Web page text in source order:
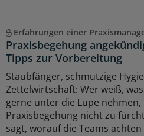
Erfahrungen einer
Praxisbegehung
Tipps zur Vorbereitung
Staubfänger, schmutzige
Zettelwirtschaft: Wer weiß,
gerne unter die Lupe
Praxisbegehung nicht zu
sagt, worauf die Teams